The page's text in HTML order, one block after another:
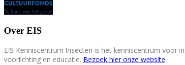
Over EIS
EIS Kenniscentrum Insecten is het kenniscentrum voor
voorlichting en educatie. Bezoek hier onze website.